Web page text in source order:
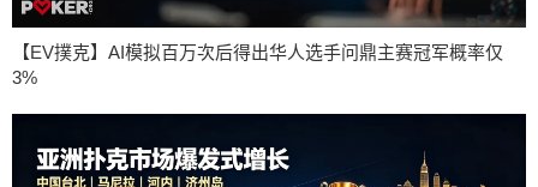
【EV撲克】AI模拟百万次后得出华人选手问鼎主赛冠军概率仅
3%